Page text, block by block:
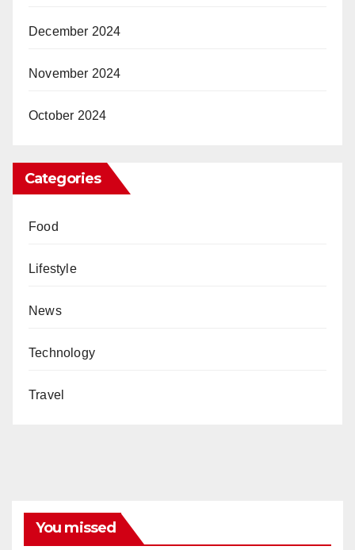
December 2024
November 2024
October 2024
Categories
Food
Lifestyle
News
Technology
Travel
You missed